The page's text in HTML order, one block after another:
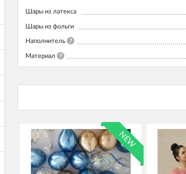
Шары из латекса
Шары из фольги
Наполнитель ?
Материал ?
NEW